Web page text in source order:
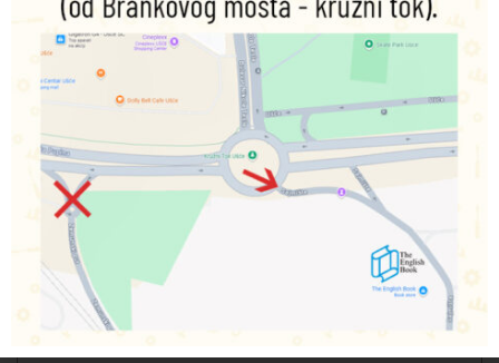
samopouzdanje u usvajanju jezika i komunikaciji. Video
priča iz početnih nivoa programa donosi nove likove i nove
situacije iz svakodnevice sa novim vokabularom i frazama.
U višim nivoima programa, odeljak Colloquial English
predstavlja nove intervjue sa poznatim licima i ekspertima u
određenim poljima. Beginner, Elementary, Pre-intermediate
i Intermediate nivoi su sada dostupni, dok će ostali nivoi
biti dostupni u narednom periodu.
Komponente:
udžbenik sa kodom za Online practice, radna
sveska sa rešenjima, priručnik za nastavnike sa kodom za
Teacher’s Resource Centre na kome su dostupni audio,
video, rešenja, dodatni materijali i testovi. Kod se aktivira
na Oxford Learner’s Bookshelf platformi.
Kod iz udžbenika važi 2 godine od dana aktivacije.